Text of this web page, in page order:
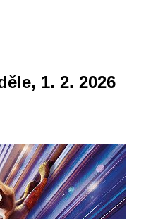
1. 2. 2026